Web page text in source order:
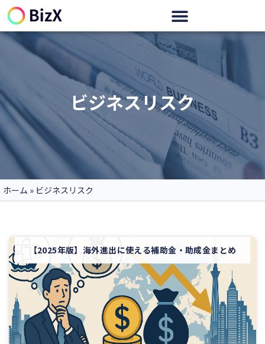
ビジネスリスク
ホーム » ビジネスリスク
【2025年版】海外進出に使える補助金・助成金まとめ